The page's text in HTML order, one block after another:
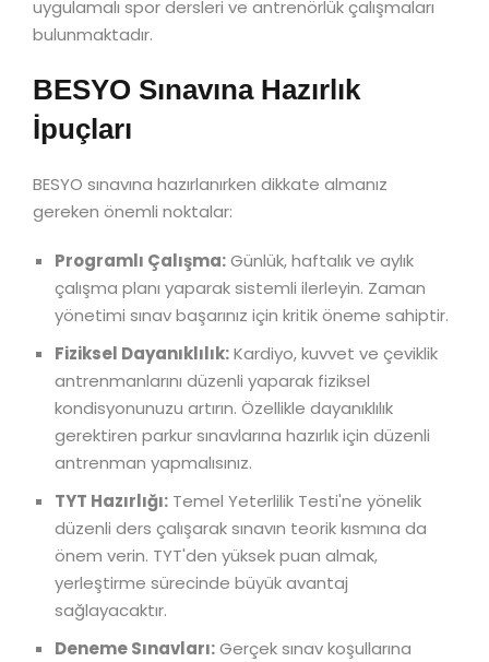
uygulamalı spor dersleri ve antrenörlük çalışmaları
bulunmaktadır.
BESYO Sınavına Hazırlık
İpuçları
BESYO sınavına hazırlanırken dikkate almanız
gereken önemli noktalar:
Programlı Çalışma:Günlük, haftalık ve aylık
çalışma planı yaparak sistemli ilerleyin. Zaman
yönetimi sınav başarınız için kritik öneme sahiptir.
Fiziksel Dayanıklılık:Kardiyo, kuvvet ve çeviklik
antrenmanlarını düzenli yaparak fiziksel
kondisyonunuzu artırın. Özellikle dayanıklılık
gerektiren parkur sınavlarına hazırlık için düzenli
antrenman yapmalısınız.
TYT Hazırlığı: Temel Yeterlilik Testi'ne yönelik
düzenli ders çalışarak sınavın teorik kısmına da
önem verin. TYT'den yüksek puan almak,
yerleştirme sürecinde büyük avantaj
sağlayacaktır.
Deneme Sınavları:Gerçek sınav koşullarına